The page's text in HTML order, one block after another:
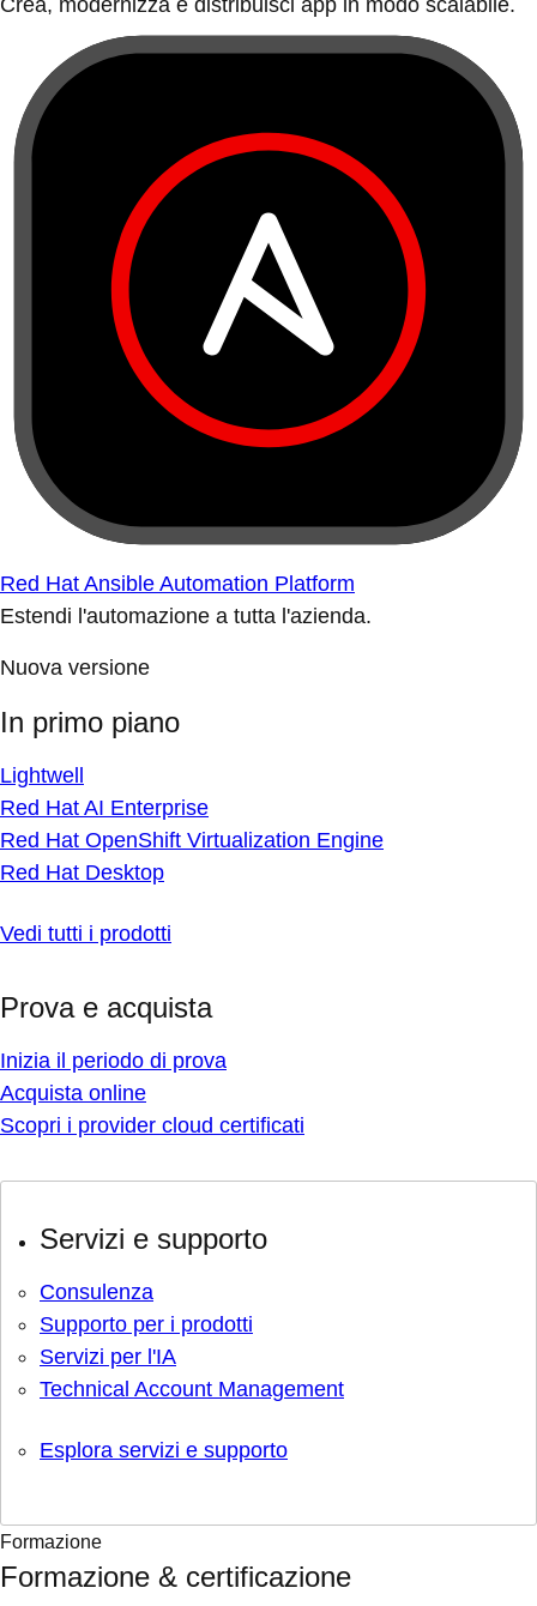
Crea, modernizza e distribuisci app in modo scalabile.
Red Hat Ansible Automation Platform
Estendi l'automazione a tutta l'azienda.
Nuova versione
In primo piano
Lightwell
Red Hat AI Enterprise
Red Hat OpenShift Virtualization Engine
Red Hat Desktop
Vedi tutti i prodotti
Prova e acquista
Inizia il periodo di prova
Acquista online
Scopri i provider cloud certificati
Servizi e supporto
Consulenza
Supporto per i prodotti
Servizi per l'IA
Technical Account Management
Esplora servizi e supporto
Formazione
Formazione & certificazione